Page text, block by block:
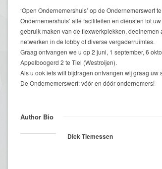
‘Open Ondernemershuis’ op de Ondernemerswerf
Ondernemershuis’ alle faciliteiten en diensten tot
gebruik maken van de flexwerkplekken,
netwerken in de lobby of diverse vergaderruimtes.
Graag ontvangen we u op 2 juni, 1 september, 6
Appelboogerd 2 te Tiel (Westroijen).
Als u ook iets wilt bijdragen ontvangen wij graag
De Ondernemerswerf: vóór en dóór ondernemers!
Author Bio
Dick Tiemessen